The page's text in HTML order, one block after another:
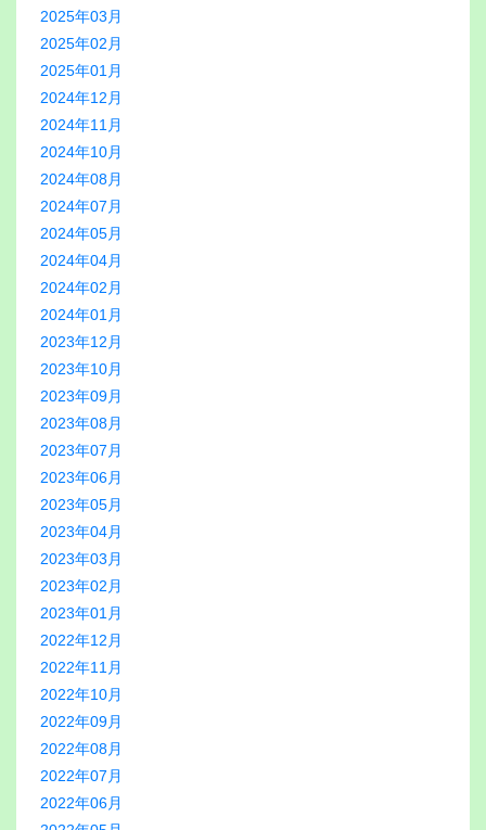
2025年03月
2025年02月
2025年01月
2024年12月
2024年11月
2024年10月
2024年08月
2024年07月
2024年05月
2024年04月
2024年02月
2024年01月
2023年12月
2023年10月
2023年09月
2023年08月
2023年07月
2023年06月
2023年05月
2023年04月
2023年03月
2023年02月
2023年01月
2022年12月
2022年11月
2022年10月
2022年09月
2022年08月
2022年07月
2022年06月